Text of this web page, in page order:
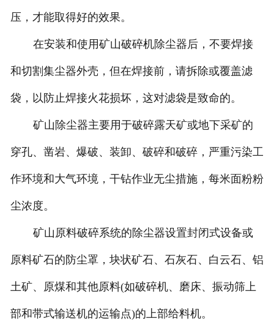
压，才能取得好的效果。
在安装和使用矿山破碎机除尘器后，不要焊接
和切割集尘器外壳，但在焊接前，请拆除或覆盖滤
袋，以防止焊接火花损坏，这对滤袋是致命的。
矿山除尘器主要用于破碎露天矿或地下采矿的
穿孔、凿岩、爆破、装卸、破碎和破碎，严重污染工
作环境和大气环境，干钻作业无尘措施，每米面粉粉
尘浓度。
矿山原料破碎系统的除尘器设置封闭式设备或
原料矿石的防尘罩，块状矿石、石灰石、白云石、铝
土矿、原煤和其他原料(如破碎机、磨床、振动筛上
部和带式输送机的运输点)的上部给料机。